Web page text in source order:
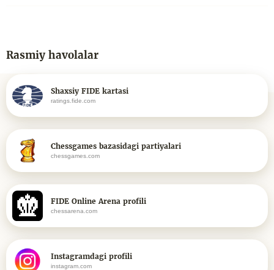
Rasmiy havolalar
Shaxsiy FIDE kartasi
ratings.fide.com
Chessgames bazasidagi partiyalari
chessgames.com
FIDE Online Arena profili
chessarena.com
Instagramdagi profili
instagram.com